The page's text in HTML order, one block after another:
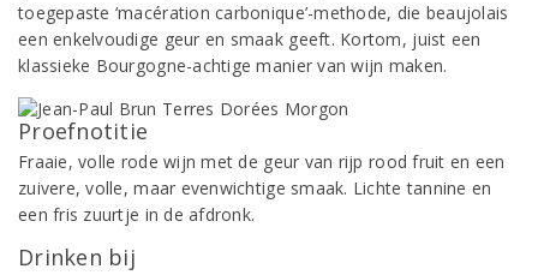
toegepaste ‘macération carbonique’-methode, die beaujolais
een enkelvoudige geur en smaak geeft. Kortom, juist een
klassieke Bourgogne-achtige manier van wijn maken.
Proefnotitie
Fraaie, volle rode wijn met de geur van rijp rood fruit en een
zuivere, volle, maar evenwichtige smaak. Lichte tannine en
een fris zuurtje in de afdronk.
Drinken bij